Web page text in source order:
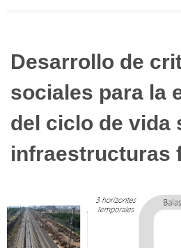
Desarrollo de
sociales para la
del ciclo de vida
infraestructuras